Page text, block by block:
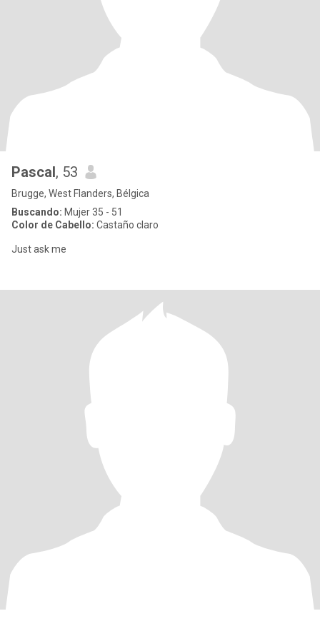
Pascal, 53
Brugge, West Flanders, Bélgica
Buscando: Mujer 35 - 51
Color de Cabello: Castaño claro
Just ask me